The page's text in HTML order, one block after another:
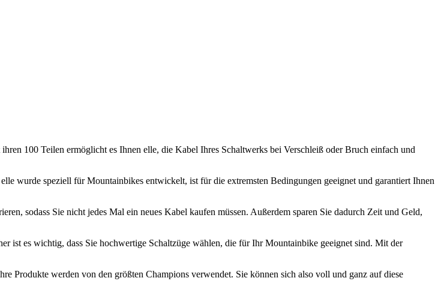
100 Teilen ermöglicht es Ihnen elle, die Kabel Ihres Schaltwerks bei Verschleiß oder Bruch einfach und
wurde speziell für Mountainbikes entwickelt, ist für die extremsten Bedingungen geeignet und garantiert Ihnen
sodass Sie nicht jedes Mal ein neues Kabel kaufen müssen. Außerdem sparen Sie dadurch Zeit und Geld,
ist es wichtig, dass Sie hochwertige Schaltzüge wählen, die für Ihr Mountainbike geeignet sind. Mit der
Produkte werden von den größten Champions verwendet. Sie können sich also voll und ganz auf diese